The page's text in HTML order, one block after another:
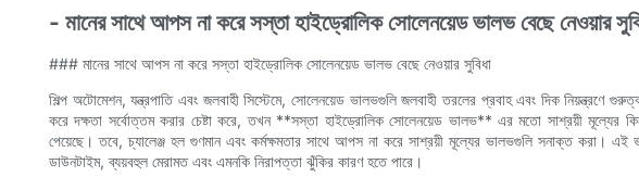
- মানের সাথে আপস না করে সস্তা হাইড্রোলিক সোলেনয়েড ভালভ বেছে নেওয়ার
### মানের সাথে আপস না করে সস্তা হাইড্রোলিক সোলেনয়েড ভালভ বেছে নেওয়ার সুবিধা
শিল্প অটোমেশন, যন্ত্রপাতি এবং জলবাহী সিস্টেমে, সোলেনয়েড ভালভগুলি জলবাহী তরলের প্রবাহ এবং দিক নিয়ন্ত্রণে
করে দক্ষতা সর্বোত্তম করার চেষ্টা করে, তখন **সস্তা হাইড্রোলিক সোলেনয়েড ভালভ** এর মতো সাশ্রয়ী মূল্যের
পেয়েছে। তবে, চ্যালেঞ্জ হল গুণমান এবং কর্মক্ষমতার সাথে আপস না করে সাশ্রয়ী মূল্যের ভালভগুলি সনাক্ত করা। এই
ডাউনটাইম, ব্যয়বহুল মেরামত এবং এমনকি নিরাপত্তা ঝুঁকির কারণ হতে পারে।